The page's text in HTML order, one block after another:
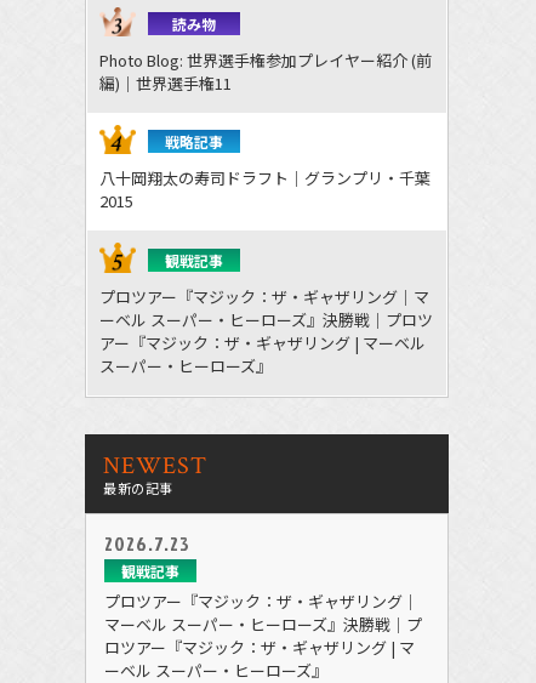
読み物
Photo Blog: 世界選手権参加プレイヤー紹介 (前
編)｜世界選手権11
戦略記事
八十岡翔太の寿司ドラフト｜グランプリ・千葉
2015
観戦記事
プロツアー『マジック：ザ・ギャザリング｜マ
ーベル スーパー・ヒーローズ』決勝戦｜プロツ
アー『マジック：ザ・ギャザリング | マーベル
スーパー・ヒーローズ』
NEWEST
最新の記事
2026.7.23
観戦記事
プロツアー『マジック：ザ・ギャザリング｜
マーベル スーパー・ヒーローズ』決勝戦｜プ
ロツアー『マジック：ザ・ギャザリング | マ
ーベル スーパー・ヒーローズ』